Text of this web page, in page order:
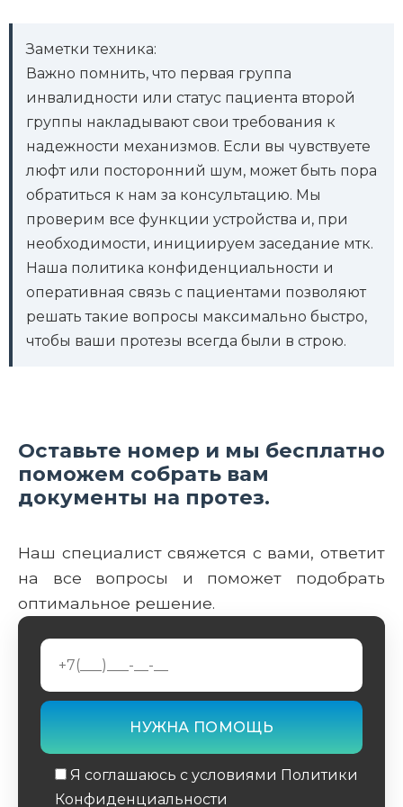
Заметки техника:
Важно помнить, что первая группа
инвалидности или статус пациента второй
группы накладывают свои требования к
надежности механизмов. Если вы чувствуете
люфт или посторонний шум, может быть пора
обратиться к нам за консультацию. Мы
проверим все функции устройства и, при
необходимости, инициируем заседание мтк.
Наша политика конфиденциальности и
оперативная связь с пациентами позволяют
решать такие вопросы максимально быстро,
чтобы ваши протезы всегда были в строю.
Оставьте номер и мы бесплатно
поможем собрать вам
документы на протез.
Наш специалист свяжется с вами, ответит
на все вопросы и поможет подобрать
оптимальное решение.
Я соглашаюсь с условиями Политики
Конфиденциальности